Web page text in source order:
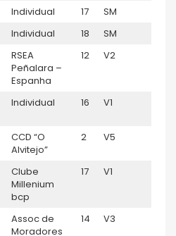
Individual 17 SM
Individual 18 SM
RSEA
Peñalara –
Espanha
12 V2
Individual 16 V1
CCD “O
Alvitejo”
2 V5
Clube
Millenium
bcp
17 V1
Assoc de
Moradores
14 V3